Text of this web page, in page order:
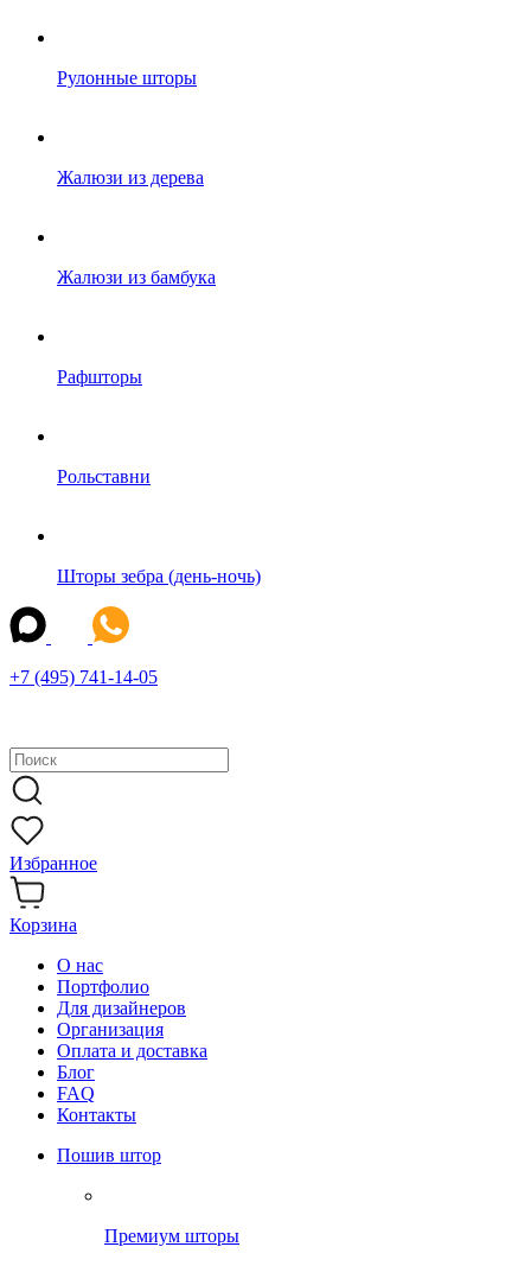
Рулонные шторы
Жалюзи из дерева
Жалюзи из бамбука
Рафшторы
Рольставни
Шторы зебра (день-ночь)
+7 (495) 741-14-05
Избранное
Корзина
О нас
Портфолио
Для дизайнеров
Организация
Оплата и доставка
Блог
FAQ
Контакты
Пошив штор
Премиум шторы